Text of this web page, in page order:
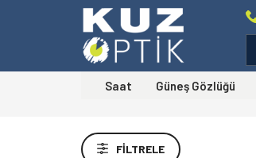
Saat Güneş Gözlüğü
Fiyat Aralığı
FILTRELE